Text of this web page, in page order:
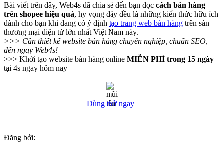
Bài viết trên đây, Web4s đã chia sẻ đến bạn đọc cách bán hàng
trên shopee hiệu quả, hy vọng đây đều là những kiến thức hữu ích
dành cho bạn khi đang có ý định tạo trang web bán hàng trên sàn
thương mại điện tử lớn nhất Việt Nam này.
>>> Cần thiết kế website bán hàng chuyên nghiệp, chuẩn SEO,
đến ngay Web4s!
>>> Khởi tạo website bán hàng online MIỄN PHÍ trong 15 ngày
tại 4s ngay hôm nay
Dùng thử ngay
Đăng bởi: